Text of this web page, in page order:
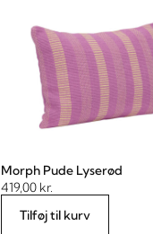
Morph Pude Lyserød
419,00 kr.
Tilføj til kurv